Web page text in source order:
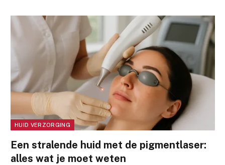
HUID VERZORGING
Een stralende huid met de pigmentlaser:
alles wat je moet weten